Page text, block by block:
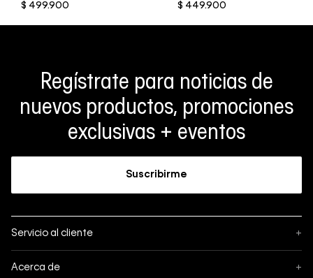
$ 499.900 $ 449.900
Regístrate para noticias de
nuevos productos, promociones
exclusivas + eventos
Suscribirme
Servicio al cliente +
Acerca de +